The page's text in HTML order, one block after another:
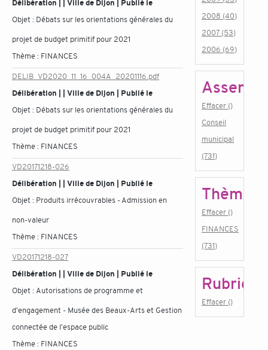
Délibération | | Ville de Dijon | Publié le
Objet : Débats sur les orientations générales du
projet de budget primitif pour 2021
Thème : FINANCES
DELIB_VD2020_11_16_004A_20201116.pdf
Délibération | | Ville de Dijon | Publié le
Objet : Débats sur les orientations générales du
projet de budget primitif pour 2021
Thème : FINANCES
VD20171218-026
Délibération | | Ville de Dijon | Publié le
Objet : Produits irrécouvrables - Admission en
non-valeur
Thème : FINANCES
VD20171218-027
Délibération | | Ville de Dijon | Publié le
Objet : Autorisations de programme et
d'engagement - Musée des Beaux-Arts et Gestion
connectée de l'espace public
Thème : FINANCES
2008 (40)
2007 (53)
2006 (69)
Effacer ()
Conseil
municipal
(731)
Thème
Effacer ()
FINANCES
(731)
Rubrique
Effacer ()